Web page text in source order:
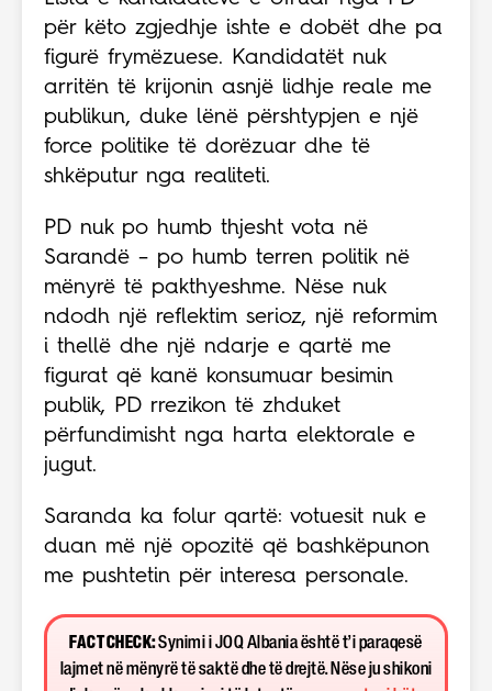
për këto zgjedhje ishte e dobët dhe pa
figurë frymëzuese. Kandidatët nuk
arritën të krijonin asnjë lidhje reale me
publikun, duke lënë përshtypjen e një
force politike të dorëzuar dhe të
shkëputur nga realiteti.
PD nuk po humb thjesht vota në
Sarandë – po humb terren politik në
mënyrë të pakthyeshme. Nëse nuk
ndodh një reflektim serioz, një reformim
i thellë dhe një ndarje e qartë me
figurat që kanë konsumuar besimin
publik, PD rrezikon të zhduket
përfundimisht nga harta elektorale e
jugut.
Saranda ka folur qartë: votuesit nuk e
duan më një opozitë që bashkëpunon
me pushtetin për interesa personale.
FACT CHECK:Synimi i JOQ Albania është t’i paraqesë
lajmet në mënyrë të saktë dhe të drejtë. Nëse ju shikoni